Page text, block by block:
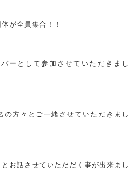
が全員集合！！
ーとして参加させていただきまし
の方々とご一緒させていただきまし
お話させていただだく事が出来まし